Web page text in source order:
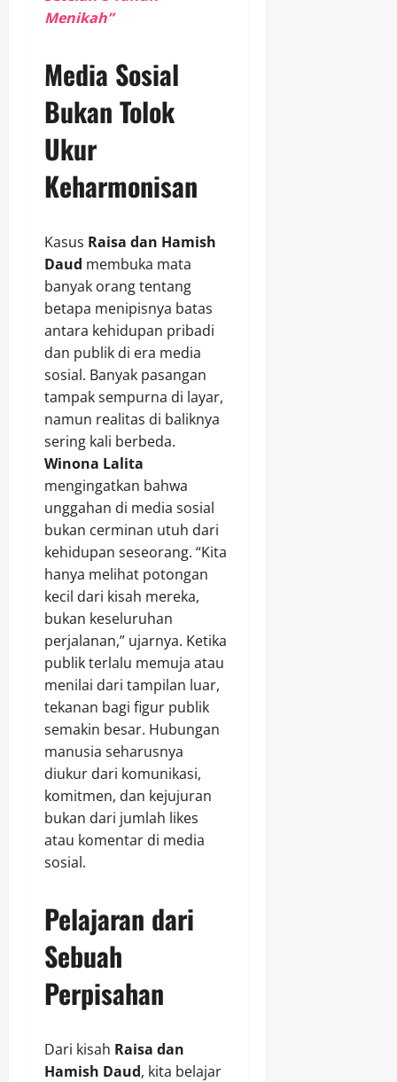
Menikah”
Media Sosial
Bukan Tolok
Ukur
Keharmonisan
Kasus Raisa dan Hamish
Daud membuka mata
banyak orang tentang
betapa menipisnya batas
antara kehidupan pribadi
dan publik di era media
sosial. Banyak pasangan
tampak sempurna di layar,
namun realitas di baliknya
sering kali berbeda.
Winona Lalita
mengingatkan bahwa
unggahan di media sosial
bukan cerminan utuh dari
kehidupan seseorang. “Kita
hanya melihat potongan
kecil dari kisah mereka,
bukan keseluruhan
perjalanan,” ujarnya. Ketika
publik terlalu memuja atau
menilai dari tampilan luar,
tekanan bagi figur publik
semakin besar. Hubungan
manusia seharusnya
diukur dari komunikasi,
komitmen, dan kejujuran
bukan dari jumlah likes
atau komentar di media
sosial.
Pelajaran dari
Sebuah
Perpisahan
Dari kisah Raisa dan
Hamish Daud, kita belajar